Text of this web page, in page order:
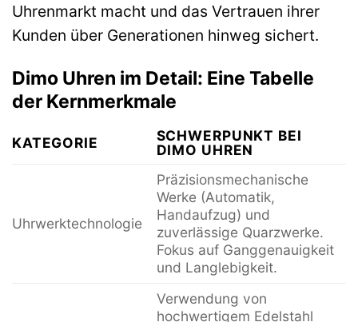
Uhrenmarkt macht und das Vertrauen ihrer
Kunden über Generationen hinweg sichert.
Dimo Uhren im Detail: Eine Tabelle
der Kernmerkmale
KATEGORIE
SCHWERPUNKT BEI
DIMO UHREN
Uhrwerktechnologie
Präzisionsmechanische
Werke (Automatik,
Handaufzug) und
zuverlässige Quarzwerke.
Fokus auf Ganggenauigkeit
und Langlebigkeit.
Verwendung von
hochwertigem Edelstahl